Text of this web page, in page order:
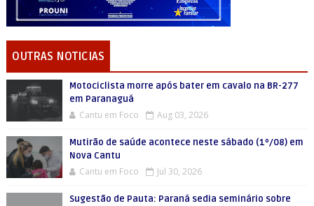
OUTRAS NOTICIAS
Motociclista morre após bater em cavalo na BR-277
em Paranaguá
Cantu em Foco Aug 03, 2026
Mutirão de saúde acontece neste sábado (1º/08) em
Nova Cantu
Cantu em Foco Jul 30, 2026
Sugestão de Pauta: Paraná sedia seminário sobre